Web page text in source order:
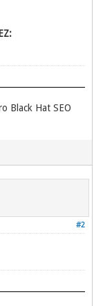
Black Hat SEO
#2